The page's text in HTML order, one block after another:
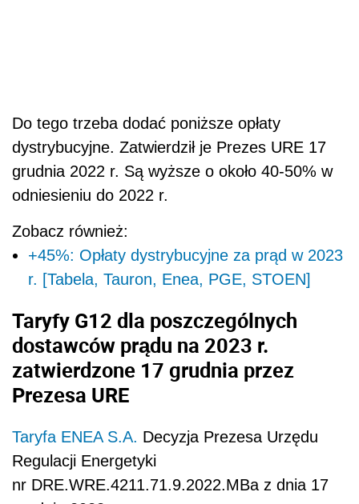
Do tego trzeba dodać poniższe opłaty
dystrybucyjne. Zatwierdził je Prezes URE 17
grudnia 2022 r. Są wyższe o około 40-50% w
odniesieniu do 2022 r.
Zobacz również:
+45%: Opłaty dystrybucyjne za prąd w 2023
r. [Tabela, Tauron, Enea, PGE, STOEN]
Taryfy G12 dla poszczególnych
dostawców prądu na 2023 r.
zatwierdzone 17 grudnia przez
Prezesa URE
Taryfa ENEA S.A. Decyzja Prezesa Urzędu
Regulacji Energetyki
nr DRE.WRE.4211.71.9.2022.MBa z dnia 17